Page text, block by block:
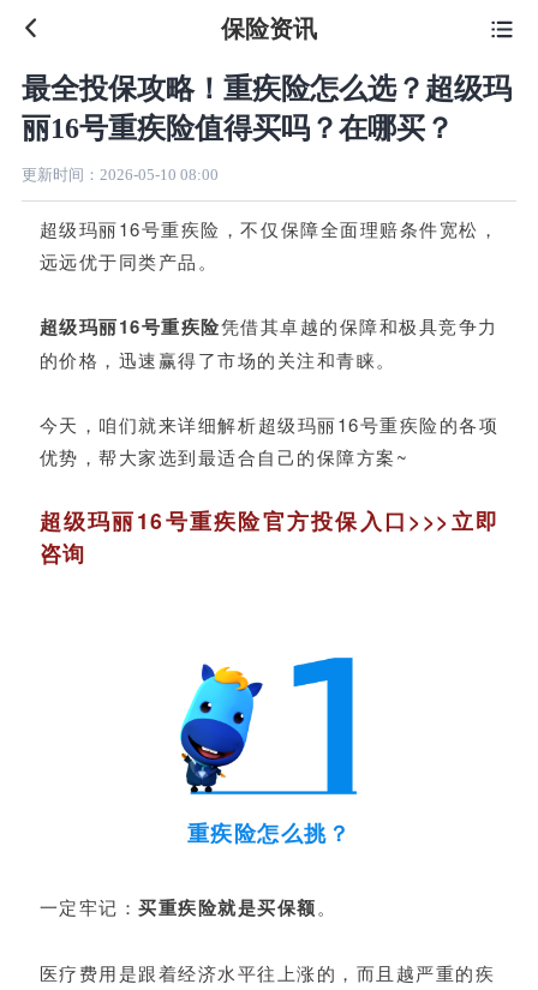
 保险资讯
最全投保攻略！重疾险怎么选？超级玛
丽16号重疾险值得买吗？在哪买？
更新时间： 2026-05-10 08:00
超级玛丽16号重疾险，不仅保障全面理赔条件宽松，
远远优于同类产品。
超级玛丽16号重疾险凭借其卓越的保障和极具竞争力
的价格，迅速赢得了市场的关注和青睐。
今天，咱们就来详细解析超级玛丽16号重疾险的各项
优势，帮大家选到最适合自己的保障方案~
超级玛丽16号重疾险官方投保入口>>>立即
咨询
重疾险怎么挑？
一定牢记：买重疾险就是买保额。
医疗费用是跟着经济水平往上涨的，而且越严重的疾